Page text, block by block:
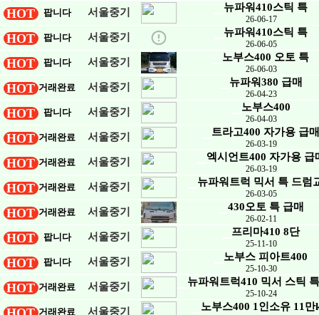
HOT
팝니다 서울중기 뉴파워410스틱 특
26-06-17
HOT 팝니다 서울중기 뉴파워410스틱 특
26-06-05
HOT 팝니다 서울중기 노부스400 오토 특
26-06-03
HOT 거래완료 서울중기 뉴파워380 급매
26-04-23
HOT 팝니다 서울중기 노부스400
26-04-03
HOT 거래완료 서울중기 트라고400 자가용 급매
26-03-19
HOT 거래완료 서울중기 엑시언트400 자가용 급
26-03-19
HOT 거래완료 서울중기 뉴파워트럭 믹서 특 드럼
26-03-05
HOT 거래완료 서울중기 430오토 특 급매
26-02-11
HOT 팝니다 서울중기 프리마410 8단
25-11-10
HOT 팝니다 서울중기 노부스 피아트400
25-10-30
HOT 거래완료 서울중기 뉴파워트럭410 믹서 스틱
25-10-24
거래완료 서울중기 노부스400 1인소유 11만